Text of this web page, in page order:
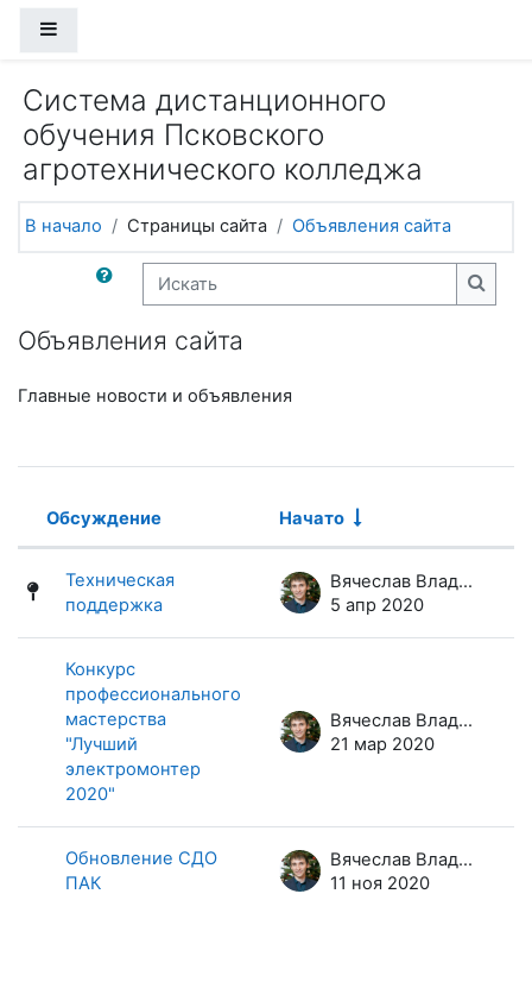
Система дистанционного
обучения Псковского
агротехнического колледжа
В начало Страницы сайта Объявления сайта
Искать
Объявления сайта
Главные новости и объявления
Список обсуждений. Показано 3
Статус
Обсуждение Начато
Техническая
поддержка
Вячеслав Владимирович Елтунов
5 апр 2020
Конкурс
профессионального
мастерства
"Лучший
электромонтер
2020"
Вячеслав Владимирович Елтунов
21 мар 2020
Обновление СДО
ПАК
Вячеслав Владимирович Елтунов
11 ноя 2020